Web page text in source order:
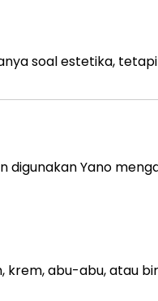
soal estetika,
digunakan Yano
abu-abu, atau